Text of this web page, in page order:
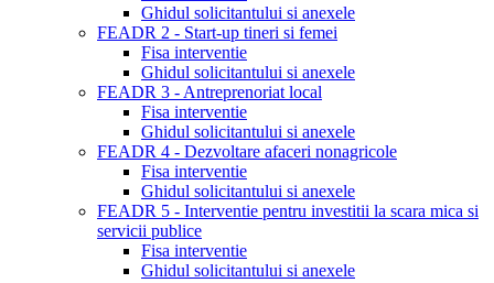
Ghidul solicitantului si anexele
FEADR 2 - Start-up tineri si femei
Fisa interventie
Ghidul solicitantului si anexele
FEADR 3 - Antreprenoriat local
Fisa interventie
Ghidul solicitantului si anexele
FEADR 4 - Dezvoltare afaceri nonagricole
Fisa interventie
Ghidul solicitantului si anexele
FEADR 5 - Interventie pentru investitii la scara mica si
servicii publice
Fisa interventie
Ghidul solicitantului si anexele